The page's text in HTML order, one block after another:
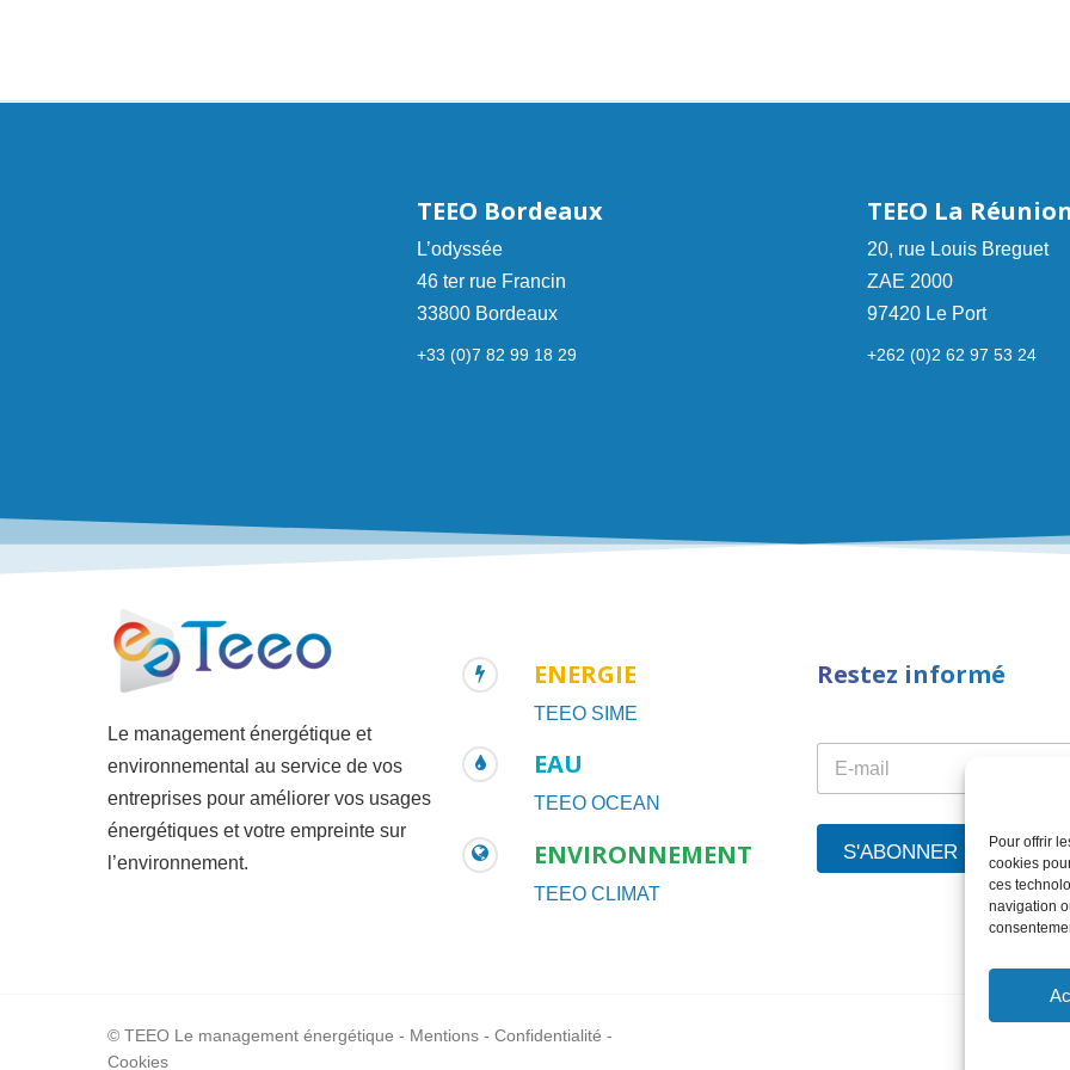
Pour offrir
cookies
ces
navigation
TEEO Bordeaux
L’odyssée
46 ter rue Francin
33800 Bordeaux
+33 (0)7 82 99 18 29
TEEO La
20, rue Louis Breguet
ZAE 2000
97420 Le Port
+262 (0)2 62 97 53 24
Le management énergétique et
environnemental au service de vos
entreprises pour améliorer vos usages
énergétiques et votre empreinte sur
l’environnement.
ENERGIE
TEEO SIME
EAU
TEEO OCEAN
ENVIRONNEMENT
TEEO CLIMAT
Restez informé
l
E
a
i
*
S'ABONNER
© TEEO Le management énergétique - Mentions - Confidentialité -
Cookies